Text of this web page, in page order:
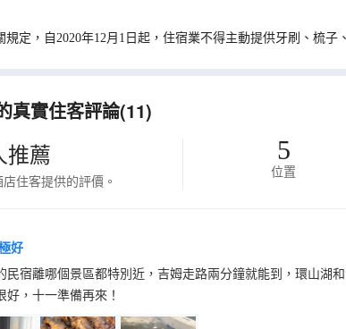
定，自2020年12月1日起，住宿業不得主動提供牙刷、梳
真實住客評論(11)
推薦
住客提供的評價。
5
位置
好
民宿離哪個景區都特別近，吉姆走路兩分鐘就能到，環山湖
好，十一準備再來！